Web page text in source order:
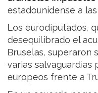
estadounidense a
Los eurodiputados,
desequilibrado el
Bruselas, superaron
varias
europeos frente a